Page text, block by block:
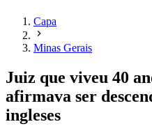
Capa
Minas Gerais
Juiz que viveu 40
afirmava ser
ingleses